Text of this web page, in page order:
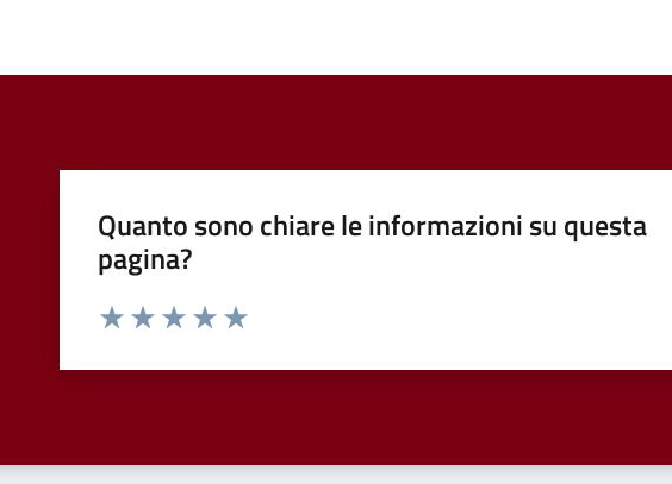
Quanto sono chiare le informazioni su questa
pagina?
Valuta da 1 a 5 stelle la pagina